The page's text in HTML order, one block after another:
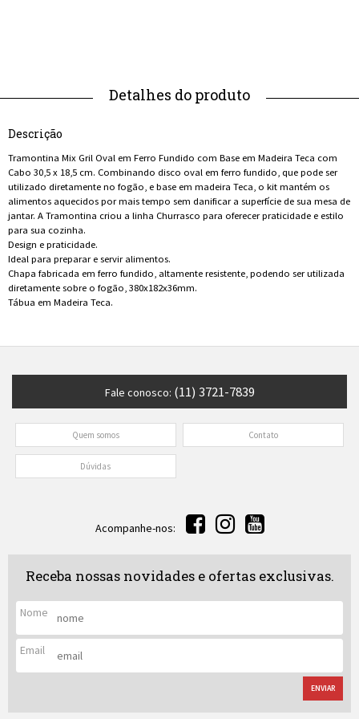
Descrição
Tramontina Mix Gril Oval em Ferro Fundido com Base em Madeira Teca com
Cabo 30,5 x 18,5 cm. Combinando disco oval em ferro fundido, que pode ser
utilizado diretamente no fogão, e base em madeira Teca, o kit mantém os
alimentos aquecidos por mais tempo sem danificar a superfície de sua mesa de
jantar. A Tramontina criou a linha Churrasco para oferecer praticidade e estilo
para sua cozinha.
Design e praticidade.
Ideal para preparar e servir alimentos.
Chapa fabricada em ferro fundido, altamente resistente, podendo ser utilizada
diretamente sobre o fogão, 380x182x36mm.
Tábua em Madeira Teca.
Fale conosco: (11) 3721-7839
Quem somos Contato
Dúvidas
Acompanhe-nos:
Receba nossas novidades e ofertas exclusivas.
Nome
Email
ENVIAR